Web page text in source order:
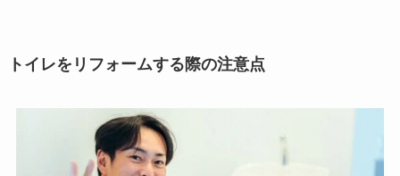
トイレをリフォームする際の注意点